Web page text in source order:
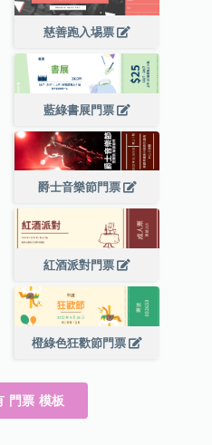
慈善跑入埸票
藍綠書展門票
爵士音樂節門票
紅酒派對門票
橙綠色狂歡節門票
門票 模板